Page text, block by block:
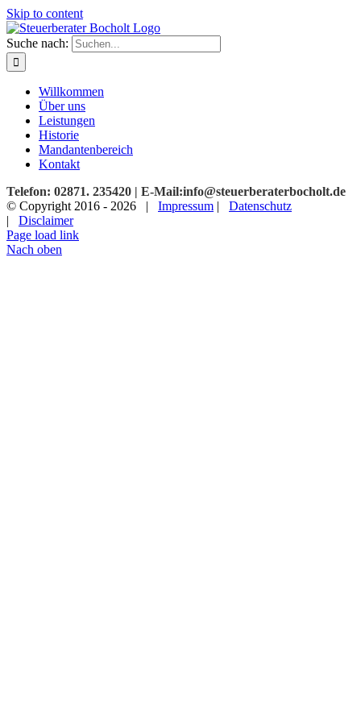
Skip to content
Suche nach:
Willkommen
Über uns
Leistungen
Historie
Mandantenbereich
Kontakt
Telefon: 02871. 235420 | E-Mail:info@steuerberaterbocholt.de
© Copyright 2016 - 2026 | Impressum | Datenschutz
| Disclaimer
Page load link
Nach oben